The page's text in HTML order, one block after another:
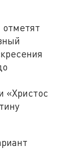
«Христос